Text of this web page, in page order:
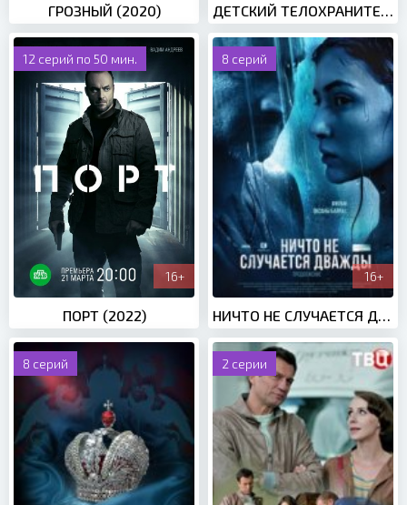
ГРОЗНЫЙ (2020)
12 серий по 50 мин.
16+
ПОРТ (2022)
8 серий
16+
НИЧТО НЕ СЛУЧАЕТСЯ ДВАЖДЫ 2 СЕЗОН (2020)
8 серий 2 серии